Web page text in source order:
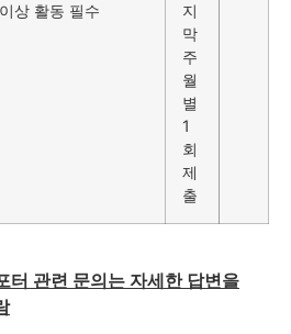
상 활동 필수
지
막
주
월
별
1
회
제
출
관련 문의는 자세한 답변을